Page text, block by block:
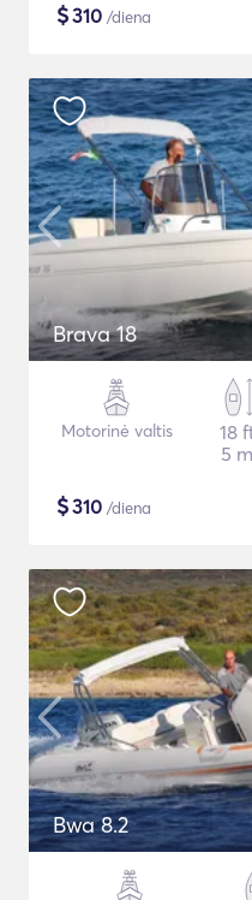
$310 /diena
Brava 18
Motorinė valtis
18
5 m
$310 /diena
Bwa 8.2